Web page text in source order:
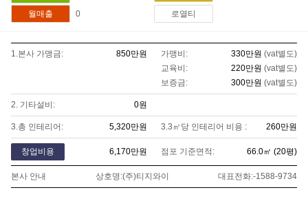
월매출 0 로열티
1.본사 가맹금: 850만원 가맹비: 330만원 (vat별도)
교육비:
220만원 (vat별도)
보증금:
300만원 (vat별도)
2. 기타설비: 0원
3.총 인테리어: 5,320만원 3.3㎡당 인테리어 비용 : 260만원
창업비용 6,170만원 점포 기준면적: 66.0㎡ (20평)
본사 안내 상호명:(주)티지와이 대표전화:-1588-9734